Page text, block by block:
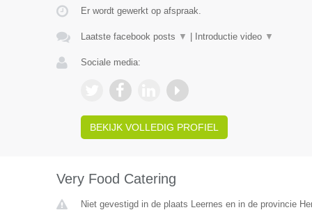
Er wordt gewerkt op afspraak.
Laatste facebook posts ▼ Introductie video ▼
Sociale media:
BEKIJK VOLLEDIG PROFIEL
Very Food Catering
Niet gevestigd in de plaats Leernes en in de provincie